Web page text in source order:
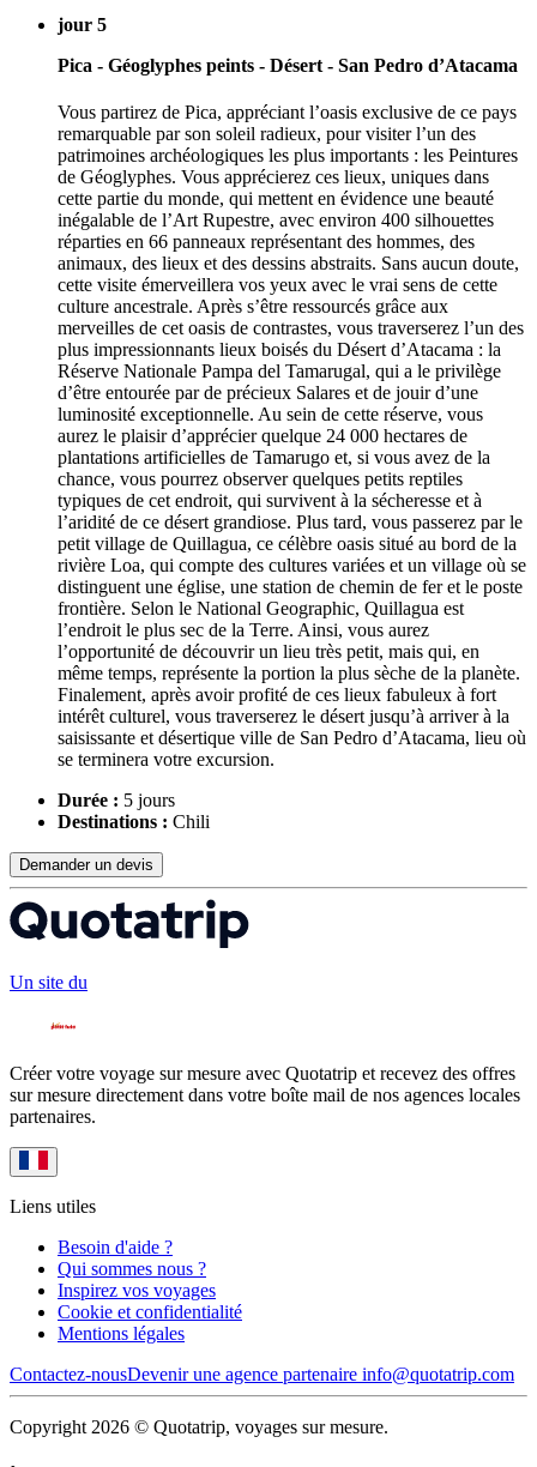
jour 5
Pica - Géoglyphes peints - Désert - San Pedro d’Atacama
Vous partirez de Pica, appréciant l’oasis exclusive de ce pays
remarquable par son soleil radieux, pour visiter l’un des
patrimoines archéologiques les plus importants : les Peintures
de Géoglyphes. Vous apprécierez ces lieux, uniques dans
cette partie du monde, qui mettent en évidence une beauté
inégalable de l’Art Rupestre, avec environ 400 silhouettes
réparties en 66 panneaux représentant des hommes, des
animaux, des lieux et des dessins abstraits. Sans aucun doute,
cette visite émerveillera vos yeux avec le vrai sens de cette
culture ancestrale. Après s’être ressourcés grâce aux
merveilles de cet oasis de contrastes, vous traverserez l’un des
plus impressionnants lieux boisés du Désert d’Atacama : la
Réserve Nationale Pampa del Tamarugal, qui a le privilège
d’être entourée par de précieux Salares et de jouir d’une
luminosité exceptionnelle. Au sein de cette réserve, vous
aurez le plaisir d’apprécier quelque 24 000 hectares de
plantations artificielles de Tamarugo et, si vous avez de la
chance, vous pourrez observer quelques petits reptiles
typiques de cet endroit, qui survivent à la sécheresse et à
l’aridité de ce désert grandiose. Plus tard, vous passerez par le
petit village de Quillagua, ce célèbre oasis situé au bord de la
rivière Loa, qui compte des cultures variées et un village où se
distinguent une église, une station de chemin de fer et le poste
frontière. Selon le National Geographic, Quillagua est
l’endroit le plus sec de la Terre. Ainsi, vous aurez
l’opportunité de découvrir un lieu très petit, mais qui, en
même temps, représente la portion la plus sèche de la planète.
Finalement, après avoir profité de ces lieux fabuleux à fort
intérêt culturel, vous traverserez le désert jusqu’à arriver à la
saisissante et désertique ville de San Pedro d’Atacama, lieu où
se terminera votre excursion.
Durée : 5 jours
Destinations : Chili
Demander un devis
Un site du
Créer votre voyage sur mesure avec Quotatrip et recevez des offres
sur mesure directement dans votre boîte mail de nos agences locales
partenaires.
Liens utiles
Besoin d'aide ?
Qui sommes nous ?
Inspirez vos voyages
Cookie et confidentialité
Mentions légales
Contactez-nousDevenir une agence partenaire info@quotatrip.com
Copyright 2026 © Quotatrip, voyages sur mesure.